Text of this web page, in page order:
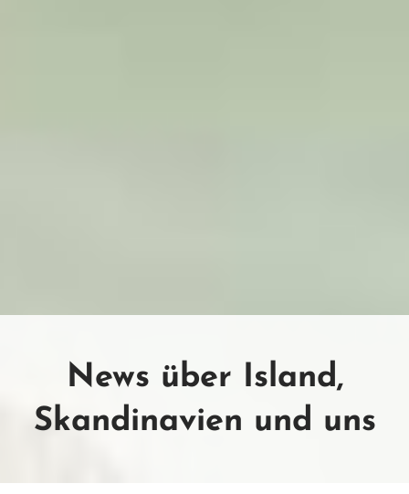
News über Island,
Skandinavien und uns